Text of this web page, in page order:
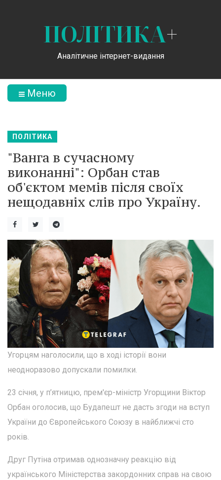
ПОЛІТИКА+
Аналітичне інтернет-видання
Меню
ПОЛІТИКА
"Ванга в сучасному
виконанні": Орбан став
об'єктом мемів після своїх
нещодавніх слів про Україну.
Угорцям наголосили, що в ході історії вони
неодноразово допускали помилки.
23 січня, у п’ятницю, прем'єр-міністр Угорщини Віктор
Орбан оголосив, що Будапешт не дасть згоди на вступ
України до Європейського Союзу в найближчі сто
років.
Друг Путіна отримав однозначну реакцію від
українського Міністерства закордонних справ на свою